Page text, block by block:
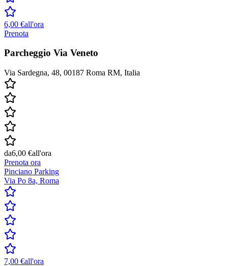
6,00 €all'ora
Prenota
Parcheggio Via Veneto
Via Sardegna, 48, 00187 Roma RM, Italia
da6,00 €all'ora
Prenota ora
Pinciano Parking
Via Po 8a, Roma
7,00 €all'ora